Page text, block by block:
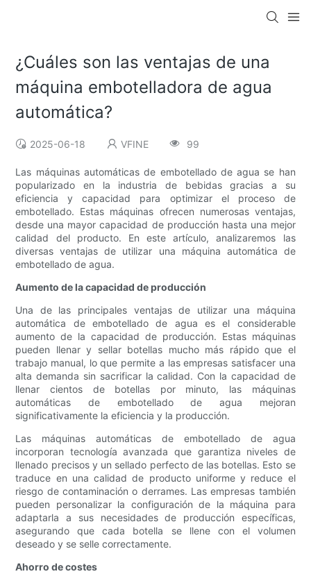
¿Cuáles son las ventajas de una
máquina embotelladora de agua
automática?
2025-06-18 VFINE 99
Las máquinas automáticas de embotellado de agua se han
popularizado en la industria de bebidas gracias a su
eficiencia y capacidad para optimizar el proceso de
embotellado. Estas máquinas ofrecen numerosas ventajas,
desde una mayor capacidad de producción hasta una mejor
calidad del producto. En este artículo, analizaremos las
diversas ventajas de utilizar una máquina automática de
embotellado de agua.
Aumento de la capacidad de producción
Una de las principales ventajas de utilizar una máquina
automática de embotellado de agua es el considerable
aumento de la capacidad de producción. Estas máquinas
pueden llenar y sellar botellas mucho más rápido que el
trabajo manual, lo que permite a las empresas satisfacer una
alta demanda sin sacrificar la calidad. Con la capacidad de
llenar cientos de botellas por minuto, las máquinas
automáticas de embotellado de agua mejoran
significativamente la eficiencia y la producción.
Las máquinas automáticas de embotellado de agua
incorporan tecnología avanzada que garantiza niveles de
llenado precisos y un sellado perfecto de las botellas. Esto se
traduce en una calidad de producto uniforme y reduce el
riesgo de contaminación o derrames. Las empresas también
pueden personalizar la configuración de la máquina para
adaptarla a sus necesidades de producción específicas,
asegurando que cada botella se llene con el volumen
deseado y se selle correctamente.
Ahorro de costes